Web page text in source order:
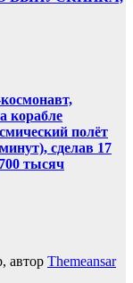
корабле
полёт
сделав 17
тысяч
автор Themeansar